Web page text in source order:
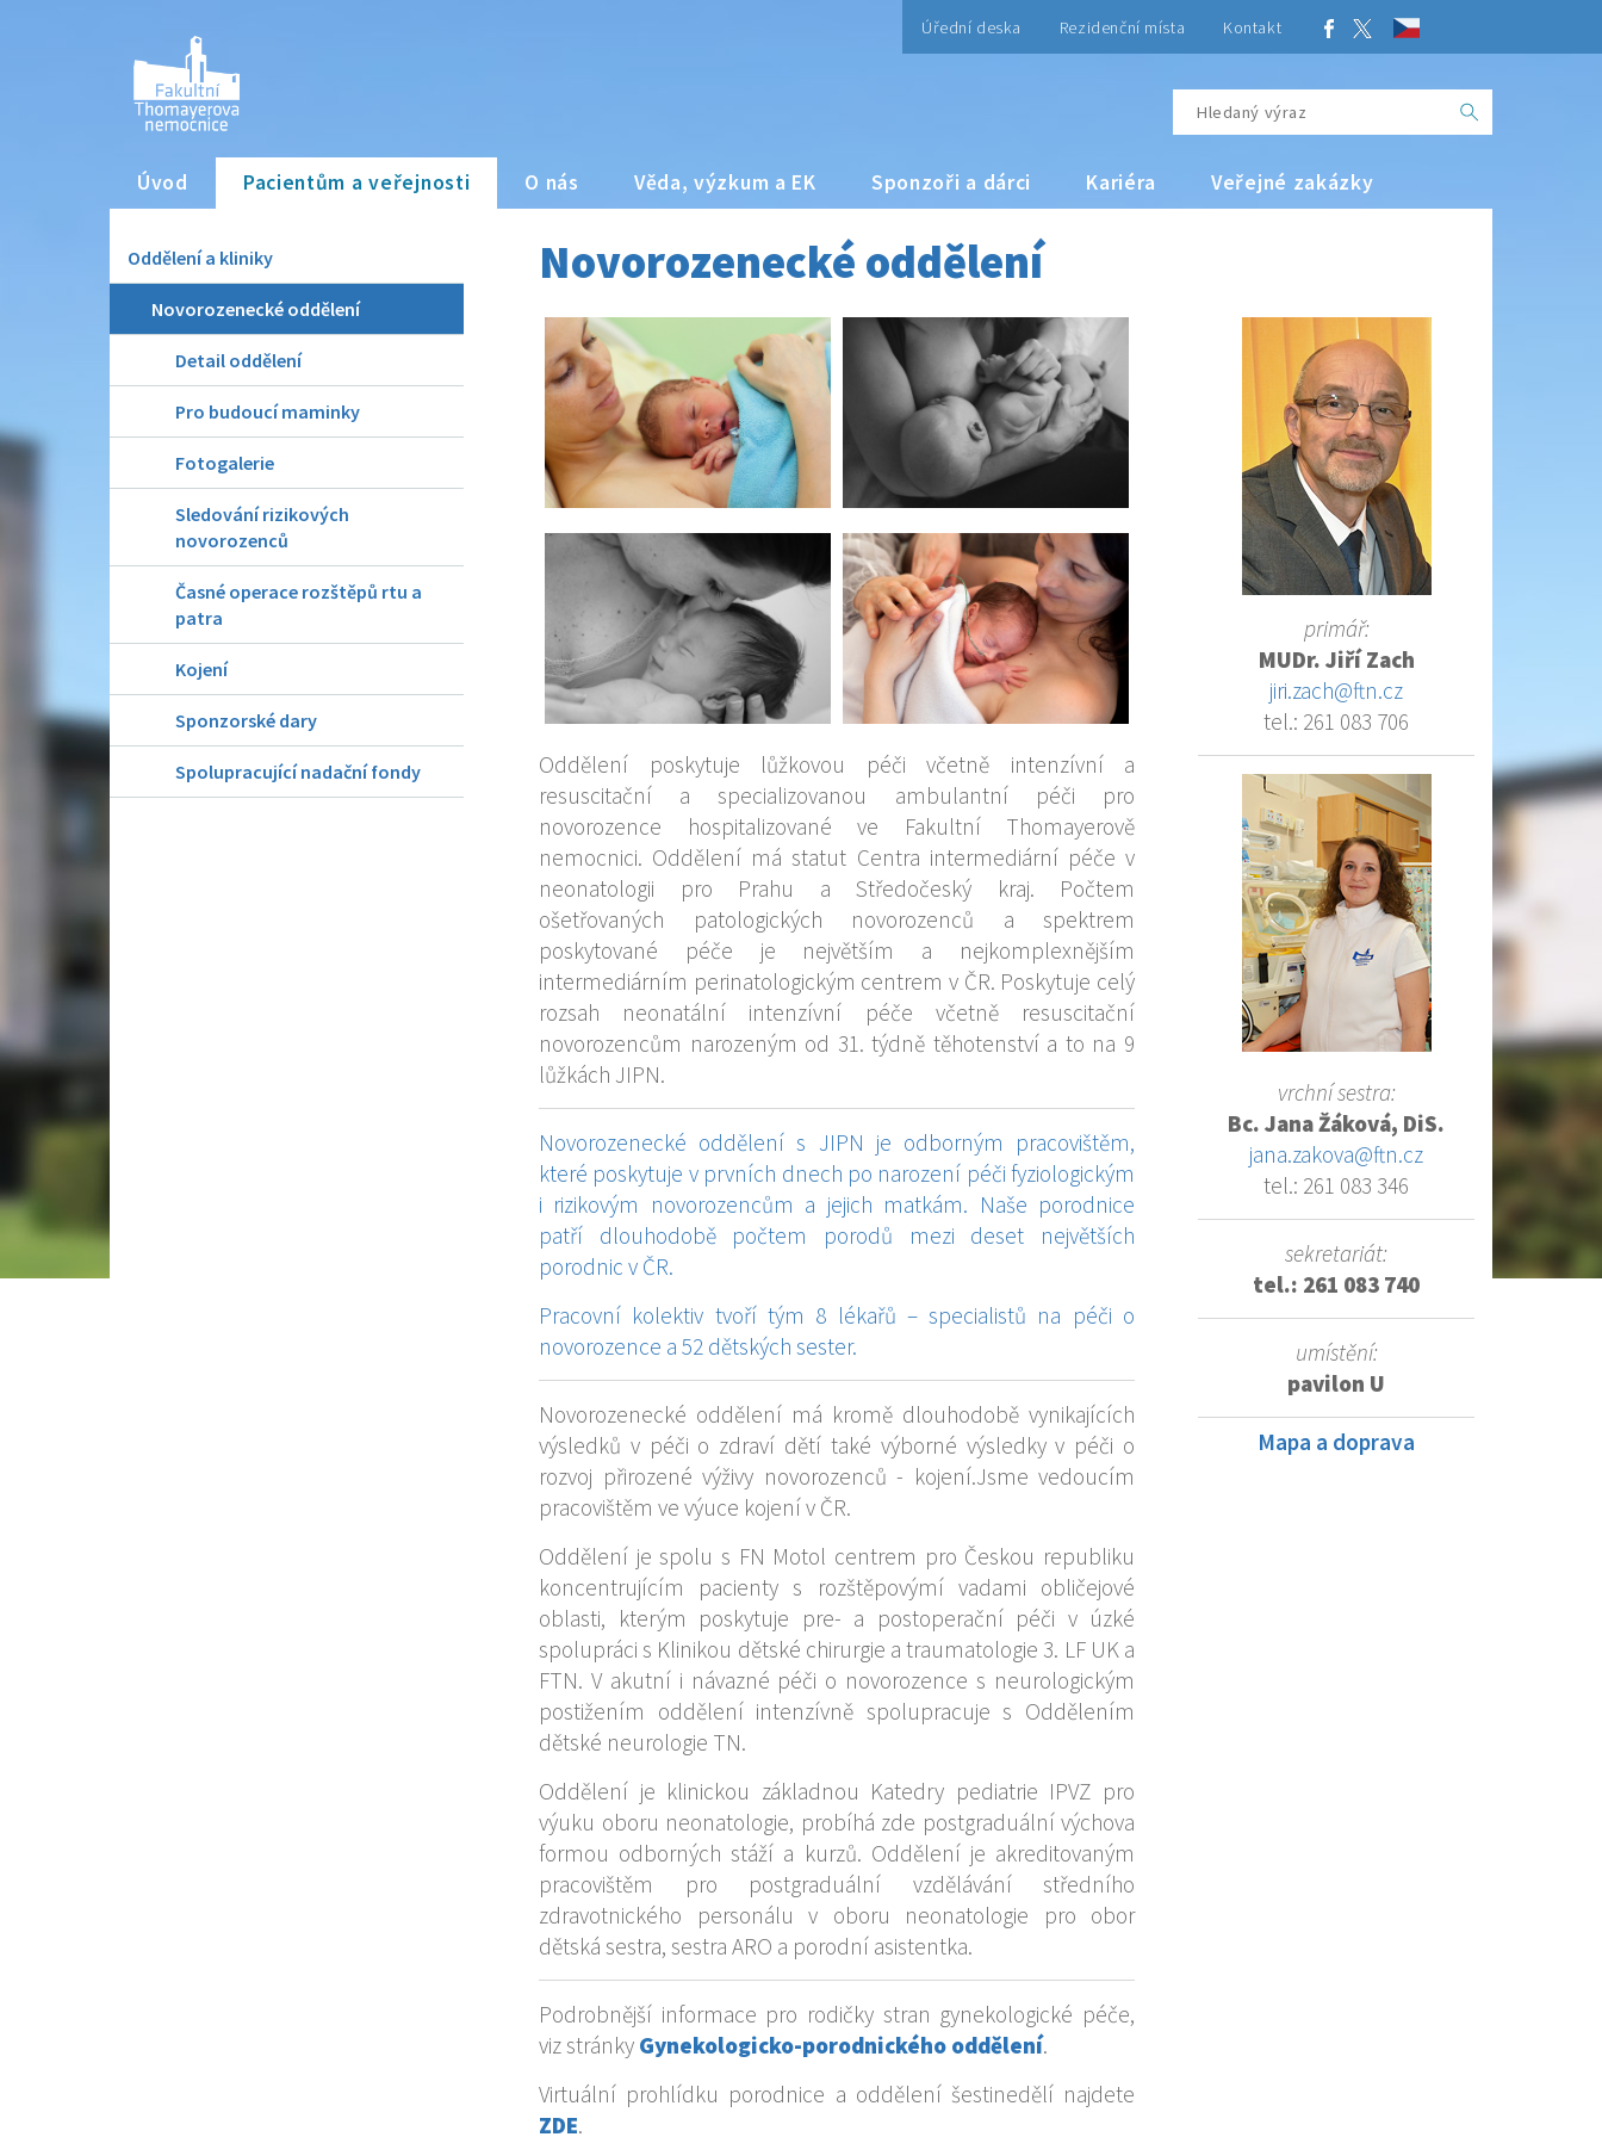
Úřední deska Rezidenční místa Kontakt
Úvod Pacientům a veřejnosti O nás Věda, výzkum a EK Sponzoři a dárci Kariéra Veřejné zakázky
Oddělení a kliniky
Novorozenecké oddělení
Detail oddělení
Pro budoucí maminky
Fotogalerie
Sledování rizikových
novorozenců
Časné operace rozštěpů rtu a
patra
Kojení
Sponzorské dary
Spolupracující nadační fondy
Novorozenecké oddělení
Oddělení poskytuje lůžkovou péči včetně intenzívní a
resuscitační a specializovanou ambulantní péči pro
novorozence hospitalizované ve Fakultní Thomayerově
nemocnici. Oddělení má statut Centra intermediární péče v
neonatologii pro Prahu a Středočeský kraj. Počtem
ošetřovaných patologických novorozenců a spektrem
poskytované péče je největším a nejkomplexnějším
intermediárním perinatologickým centrem v ČR. Poskytuje celý
rozsah neonatální intenzívní péče včetně resuscitační
novorozencům narozeným od 31. týdně těhotenství a to na 9
lůžkách JIPN.
Novorozenecké oddělení s JIPN je odborným pracovištěm,
které poskytuje v prvních dnech po narození péči fyziologickým
i rizikovým novorozencům a jejich matkám. Naše porodnice
patří dlouhodobě počtem porodů mezi deset největších
porodnic v ČR.
Pracovní kolektiv tvoří tým 8 lékařů – specialistů na péči o
novorozence a 52 dětských sester.
Novorozenecké oddělení má kromě dlouhodobě vynikajících
výsledků v péči o zdraví dětí také výborné výsledky v péči o
rozvoj přirozené výživy novorozenců - kojení.Jsme vedoucím
pracovištěm ve výuce kojení v ČR.
Oddělení je spolu s FN Motol centrem pro Českou republiku
koncentrujícím pacienty s rozštěpovýmí vadami obličejové
oblasti, kterým poskytuje pre- a postoperační péči v úzké
spolupráci s Klinikou dětské chirurgie a traumatologie 3. LF UK a
FTN. V akutní i návazné péči o novorozence s neurologickým
postižením oddělení intenzívně spolupracuje s Oddělením
dětské neurologie TN.
Oddělení je klinickou základnou Katedry pediatrie IPVZ pro
výuku oboru neonatologie, probíhá zde postgraduální výchova
formou odborných stáží a kurzů. Oddělení je akreditovaným
pracovištěm pro postgraduální vzdělávání středního
zdravotnického personálu v oboru neonatologie pro obor
dětská sestra, sestra ARO a porodní asistentka.
Podrobnější informace pro rodičky stran gynekologické péče,
viz stránky Gynekologicko-porodnického oddělení.
Virtuální prohlídku porodnice a oddělení šestinedělí najdete
ZDE.
primář:
MUDr. Jiří Zach
jiri.zach@ftn.cz
tel.: 261 083 706
vrchní sestra:
Bc. Jana Žáková, DiS.
jana.zakova@ftn.cz
tel.: 261 083 346
sekretariát:
tel.: 261 083 740
umístění:
pavilon U
Mapa a doprava